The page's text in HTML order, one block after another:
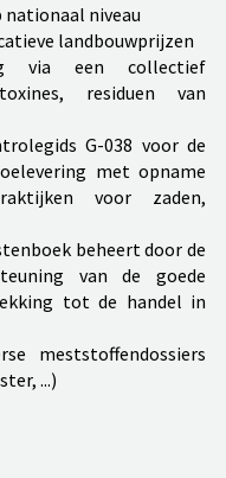
niveau
landbouwprijzen
via een collectief
residuen van
G-038 voor de
met opname
voor zaden,
beheert door de
van de goede
tot de handel in
meststoffendossiers
...)